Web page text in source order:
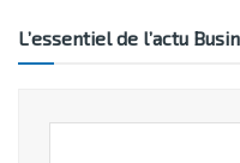
L’essentiel de l’actu